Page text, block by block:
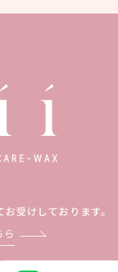
お受けしております。